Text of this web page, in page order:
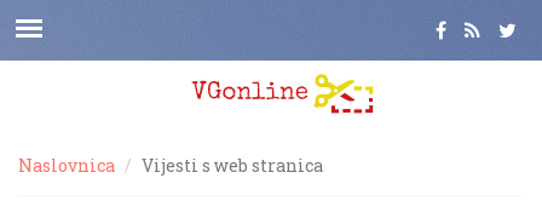
Naslovnica Vijesti s web stranica